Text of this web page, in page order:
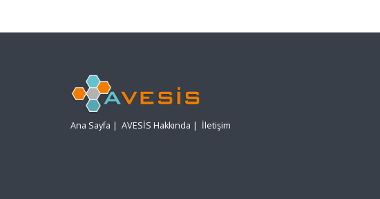
Ana Sayfa | AVESİS Hakkında | İletişim